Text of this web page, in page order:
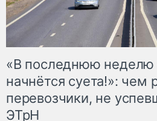
«В последнюю неделю
начнётся суета!»: чем
перевозчики, не
ЭТрН